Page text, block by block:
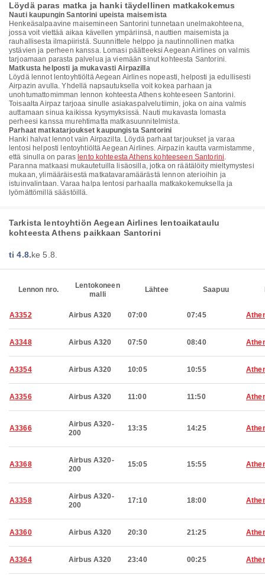
Löydä paras matka ja hanki täydellinen matkakokemus
Nauti kaupungin Santorini upeista maisemista
Henkeäsalpaavine maisemineen Santorini tunnetaan unelmakohteena,
jossa voit viettää aikaa kävellen ympäriinsä, nauttien maisemista ja
rauhallisesta ilmapiiristä. Suunnittele helppo ja nautinnollinen matka
ystävien ja perheen kanssa. Lomasi päätteeksi Aegean Airlines on valmis
tarjoamaan parasta palvelua ja viemään sinut kohteesta Santorini.
Matkusta helposti ja mukavasti Airpazilla
Löydä lennot lentoyhtiöltä Aegean Airlines nopeasti, helposti ja edullisesti
Airpazin avulla. Yhdellä napsautuksella voit kokea parhaan ja
unohtumattomimman lennon kohteesta Athens kohteeseen Santorini.
Toisaalta Airpaz tarjoaa sinulle asiakaspalvelutiimin, joka on aina valmis
auttamaan sinua kaikissa kysymyksissä. Nauti mukavasta lomasta
perheesi kanssa murehtimatta matkasuunnitelmista.
Parhaat matkatarjoukset kaupungista Santorini
Hanki halvat lennot vain Airpazilta. Löydä parhaat tarjoukset ja varaa
lentosi helposti lentoyhtiöltä Aegean Airlines. Airpazin kautta varmistamme,
että sinulla on paras lento kohteesta Athens kohteeseen Santorini.
Paranna matkaasi mukautetuilla lisäosilla, jotka on räätälöity mieltymystesi
mukaan, ylimääräisestä matkatavaramäärästä lennon aterioihin ja
istuinvalintaan. Varaa halpa lentosi parhaalla matkakokemuksella ja
lyömättömillä säästöillä.
Tarkista lentoyhtiön Aegean Airlines lentoaikataulu
kohteesta Athens paikkaan Santorini
ti 4.8.ke 5.8.
Lennon nro.
Lentokoneen
malli
Lähtee Saapuu
A3352 Airbus A320 07:00 07:45
A3348 Airbus A320 07:50 08:40
A3354 Airbus A320 10:05 10:55
A3356 Airbus A320 11:00 11:50
A3366
Airbus A320-
200
13:35 14:25
A3368
Airbus A320-
200
15:05 15:55
A3358
Airbus A320-
200
17:10 18:00
A3360 Airbus A320 20:30 21:25
A3364 Airbus A320 23:40 00:25